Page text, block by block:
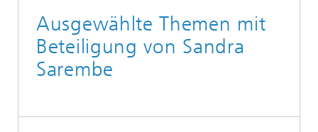
Ausgewählte Themen mit
Beteiligung von Sandra
Sarembe